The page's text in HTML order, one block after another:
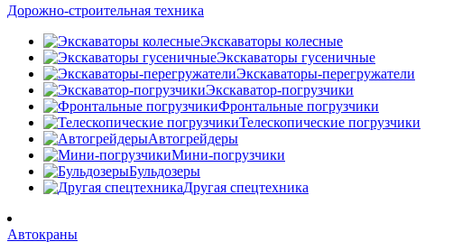
Дорожно-строительная техника
Экскаваторы колесные
Экскаваторы гусеничные
Экскаваторы-перегружатели
Экскаватор-погрузчики
Фронтальные погрузчики
Телескопические погрузчики
Автогрейдеры
Мини-погрузчики
Бульдозеры
Другая спецтехника
Автокраны